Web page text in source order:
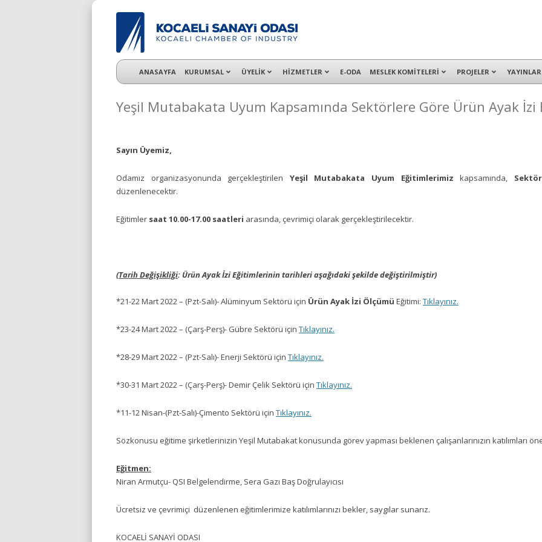
KSO 3500’ü aşkın sanayi kuruluşuna uzman çalışanları ile İzmit Merkez, Çayırova, Dilovası, Gebze ve İMES
ANASAYFA KURUMSAL ÜYELİK HİZMETLER E-ODA MESLEK KOMİTELERİ PROJELER YAYINLAR
Yeşil Mutabakata Uyum Kapsamında Sektörlere Göre Ürün Ayak İzi
Sayın Üyemiz,
Odamız organizasyonunda gerçekleştirilen Yeşil Mutabakata Uyum Eğitimlerimiz kapsamında,
düzenlenecektir.
Eğitimler saat 10.00-17.00 saatleri arasında, çevrimiçi olarak gerçekleştirilecektir.
(Tarih Değişikliği: Ürün Ayak İzi Eğitimlerinin tarihleri aşağıdaki şekilde değiştirilmiştir)
*21-22 Mart 2022 – (Pzt-Salı)- Alüminyum Sektörü için Ürün Ayak İzi Ölçümü Eğitimi: Tıklayınız.
*23-24 Mart 2022 – (Çarş-Perş)- Gübre Sektörü için Tıklayınız.
*28-29 Mart 2022 – (Pzt-Salı)- Enerji Sektörü için Tıklayınız.
*30-31 Mart 2022 – (Çarş-Perş)- Demir Çelik Sektörü için Tıklayınız.
*11-12 Nisan-(Pzt-Salı)-Çimento Sektörü için Tıklayınız.
Sözkonusu eğitime şirketlerinizin Yeşil Mutabakat konusunda görev yapması beklenen çalışanlarınızın katılımları
Eğitmen:
Niran Armutçu- QSI Belgelendirme, Sera Gazı Baş Doğrulayıcısı
Ücretsiz ve çevrimiçi düzenlenen eğitimlerimize katılımlarınızı bekler, saygılar sunarız.
KOCAELİ SANAYİ ODASI